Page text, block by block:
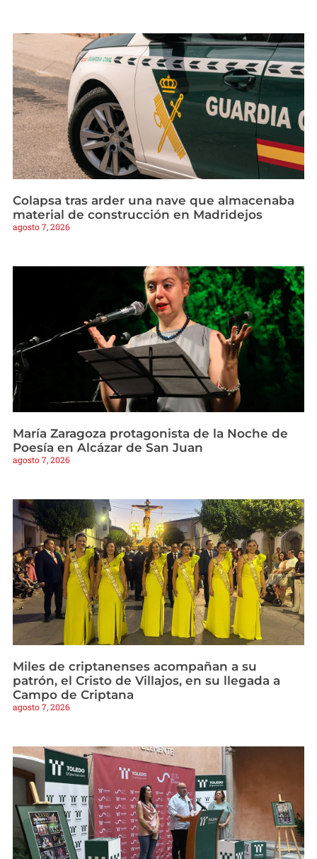
Colapsa tras arder una nave que almacenaba
material de construcción en Madridejos
agosto 7, 2026
María Zaragoza protagonista de la Noche de
Poesía en Alcázar de San Juan
agosto 7, 2026
Miles de criptanenses acompañan a su
patrón, el Cristo de Villajos, en su llegada a
Campo de Criptana
agosto 7, 2026